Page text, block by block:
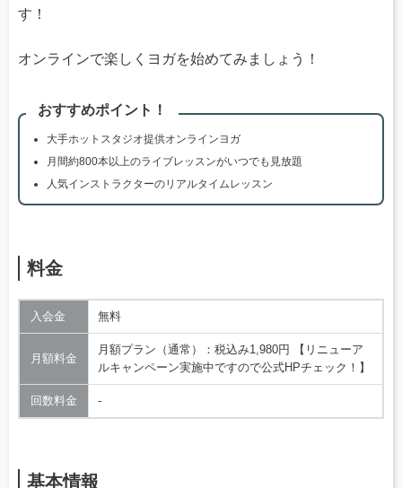
す！
オンラインで楽しくヨガを始めてみましょう！
おすすめポイント！
大手ホットスタジオ提供オンラインヨガ
月間約800本以上のライブレッスンがいつでも見放題
人気インストラクターのリアルタイムレッスン
料金
入会金 無料
月額料金
月額プラン（通常）：税込み1,980円 【リニューア
ルキャンペーン実施中ですので公式HPチェック！】
回数料金 ‐
基本情報